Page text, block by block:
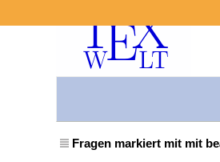
Fragen markiert mit mit